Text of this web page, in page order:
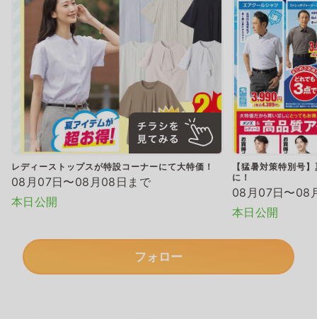
レディーストップスが特設コーナーにて大特価！
08月07日〜08月08日まで
本日公開
【猛暑対策特別号
に！
08月07日〜08
本日公開
フォロー